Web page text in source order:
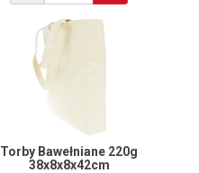
Torby Bawełniane 220g
38x8x8x42cm